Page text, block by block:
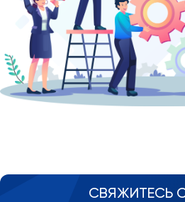
СВЯЖИТЕСЬ